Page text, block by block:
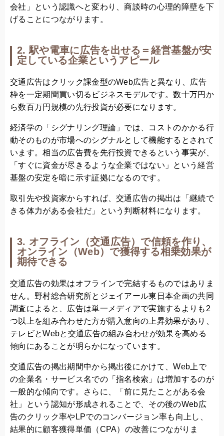
会社」という認識へと変わり、商談時の心理的障壁を下
げることにつながります。
2. 駅や電車に広告を出せる＝経営基盤が安
定している企業というアピール
交通広告はクリック課金型のWeb広告と異なり、広告
枠を一定期間買い切るビジネスモデルです。数十万円か
ら数百万円規模の先行投資が必要になります。
経済学の「シグナリング理論」では、コストのかかる行
動そのものが市場へのシグナルとして機能するとされて
います。相当の広告費を先行投資できるという事実が、
「すぐに資金が尽きるような企業ではない」という経営
基盤の安定を暗に示す証拠になるのです。
取引先や投資家からすれば、交通広告の掲出は「継続で
きる体力がある会社だ」という判断材料になります。
3. オフライン（交通広告）で信頼を作り、
オンライン（Web）で獲得する相乗効果が
期待できる
交通広告の効果はオフラインで完結するものではありま
せん。野村総合研究所とジェイアール東日本企画の共同
調査によると、広告は単一メディアで実施するよりも2
つ以上を組み合わせた方が購入意向の上昇効果があり、
テレビとWebと交通広告の組み合わせが効果を高める
傾向にあることが明らかになっています。
交通広告の掲出期間中から掲出後にかけて、Web上で
の企業名・サービス名での「指名検索」は増加するのが
一般的な傾向です。さらに、「前に見たことがある会
社」という認知が形成されることで、その後のWeb広
告のクリック率やLPでのコンバージョン率も向上し、
結果的に顧客獲得単価（CPA）の改善につながりま